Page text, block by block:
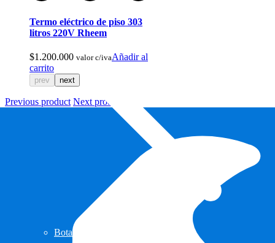
Botas de Cacería Y Militares
Termo eléctrico de piso 303
litros 220V Rheem
$1.200.000 valor c/ivaAñadir al
carrito
prev next
Previous product Next product